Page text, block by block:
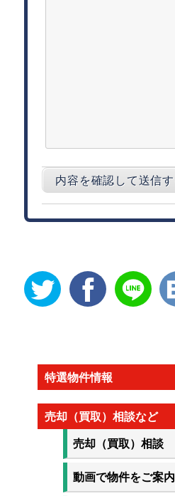
特選物件情報
売却（買取）相談など
売却（買取）相談
動画で物件をご案内